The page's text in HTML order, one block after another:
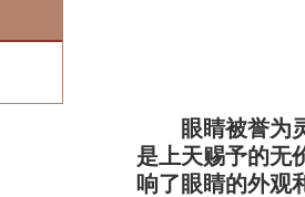
眼睛被誉为
是上天赐予的无
响了眼睛的外观